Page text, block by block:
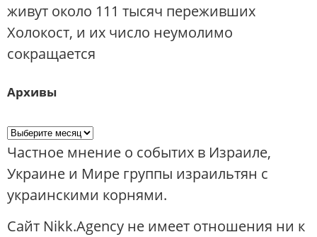
живут около 111 тысяч переживших
Холокост, и их число неумолимо
сокращается
Архивы
Частное мнение о событих в Израиле,
Украине и Мире группы израильтян с
украинскими корнями.
Сайт Nikk.Agency не имеет отношения ни к